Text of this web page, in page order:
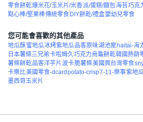
零食餅乾爆米花/玉米片/米香派/蛋糕/麵包海苔巧克
點心棒/堅果棒傳統零食 DIY餅乾/禮盒嬰幼兒零食
您可能會喜歡的其他產品
地瓜酥蜜地瓜冰烤紫地瓜品客原味湖池屋 haitai-海
日本薯條三兄弟卡啦姆久巧克力烏龜餅乾韓國熱銷
薯條餅乾品客洋芋片 波卡脆薯條美國買台灣零食
卡樂比美國零食-dcard potato-crisp7-11-樂事紫地
墨西哥玉米片